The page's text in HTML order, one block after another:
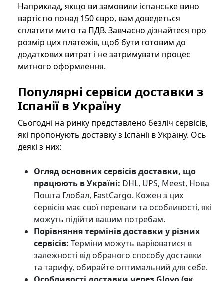
Наприклад, якщо ви замовили іспанське вино
вартістю понад 150 євро, вам доведеться
сплатити мито та ПДВ. Завчасно дізнайтеся про
розмір цих платежів, щоб бути готовим до
додаткових витрат і не затримувати процес
митного оформлення.
Популярні сервіси доставки з
Іспанії в Україну
Сьогодні на ринку представлено безліч сервісів,
які пропонують доставку з Іспанії в Україну. Ось
деякі з них:
Огляд основних сервісів доставки, що
працюють в Україні: DHL, UPS, Meest, Нова
Пошта Глобал, FastCargo. Кожен з цих
сервісів має свої переваги та особливості, які
можуть підійти вашим потребам.
Порівняння термінів доставки у різних
сервісів: Терміни можуть варіюватися в
залежності від обраного способу доставки
та тарифу, обирайте оптимальний для себе.